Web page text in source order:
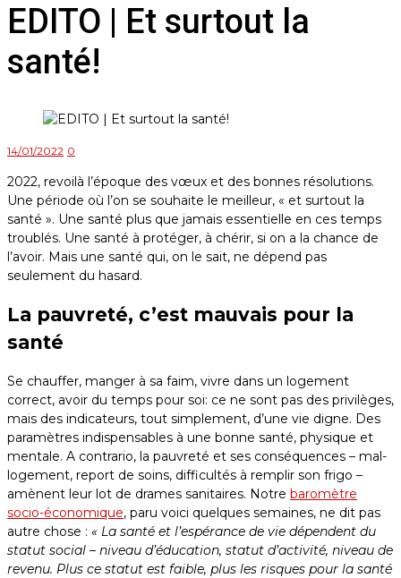
EDITO | Et surtout la
santé!
14/01/2022 0
2022, revoilà l’époque des vœux et des bonnes résolutions.
Une période où l’on se souhaite le meilleur, « et surtout la
santé ». Une santé plus que jamais essentielle en ces temps
troublés. Une santé à protéger, à chérir, si on a la chance de
l’avoir. Mais une santé qui, on le sait, ne dépend pas
seulement du hasard.
La pauvreté, c’est mauvais pour la
santé
Se chauffer, manger à sa faim, vivre dans un logement
correct, avoir du temps pour soi: ce ne sont pas des privilèges,
mais des indicateurs, tout simplement, d’une vie digne. Des
paramètres indispensables à une bonne santé, physique et
mentale. A contrario, la pauvreté et ses conséquences – mal-
logement, report de soins, difficultés à remplir son frigo –
amènent leur lot de drames sanitaires. Notre baromètre
socio-économique, paru voici quelques semaines, ne dit pas
autre chose : « La santé et l’espérance de vie dépendent du
statut social – niveau d’éducation, statut d’activité, niveau de
revenu. Plus ce statut est faible, plus les risques pour la santé